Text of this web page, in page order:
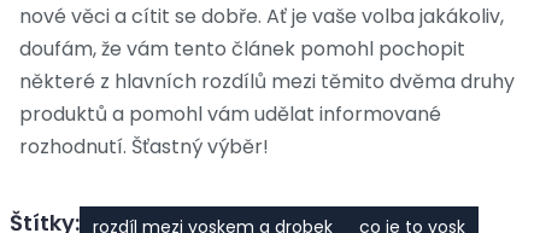
nové věci a cítit se dobře. Ať je vaše volba jakákoliv,
doufám, že vám tento článek pomohl pochopit
některé z hlavních rozdílů mezi těmito dvěma druhy
produktů a pomohl vám udělat informované
rozhodnutí. Šťastný výběr!
Štítky: rozdíl mezi voskem a drobek
co je to vosk